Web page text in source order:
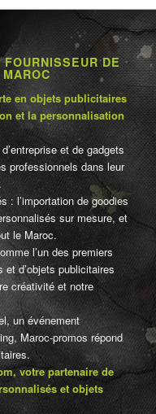
DE
en objets publicitaires
et la personnalisation
et de gadgets
professionnels dans leur
: l’importation de goodies
sur mesure, et
le Maroc.
l’un des premiers
d’objets publicitaires
créativité et notre
un événement
Maroc-promos répond
votre partenaire de
et objets